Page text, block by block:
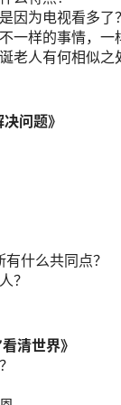
因为电视看多了？
一样的事情，一
老人有何相似之
问题》
什么共同点？
？
清世界》